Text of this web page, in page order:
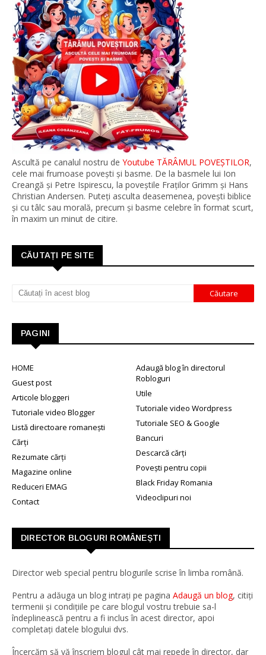
Ascultă pe canalul nostru de Youtube TĂRÂMUL POVEȘTILOR,
cele mai frumoase povești și basme. De la basmele lui Ion
Creangă și Petre Ispirescu, la poveștile Fraților Grimm și Hans
Christian Andersen. Puteți asculta deasemenea, povești biblice
și cu tâlc sau morală, precum și basme celebre în format scurt,
în maxim un minut de citire.
CĂUTAȚI PE SITE
PAGINI
HOME
Adaugă blog în directorul
Robloguri
Guest post
Utile
Articole bloggeri
Tutoriale video Wordpress
Tutoriale video Blogger
Tutoriale SEO & Google
Listă directoare romanești
Bancuri
Cărți
Descarcă cărți
Rezumate cărți
Povești pentru copii
Magazine online
Black Friday Romania
Reduceri EMAG
Videoclipuri noi
Contact
DIRECTOR BLOGURI ROMÂNEȘTI
Director web special pentru blogurile scrise în limba română.
Pentru a adăuga un blog intrați pe pagina Adaugă un blog, citiți
termenii și condițiile pe care blogul vostru trebuie sa-l
îndeplinească pentru a fi inclus în acest director, apoi
completați datele blogului dvs.
Încercăm să vă înscriem blogul cât mai repede în director, dar